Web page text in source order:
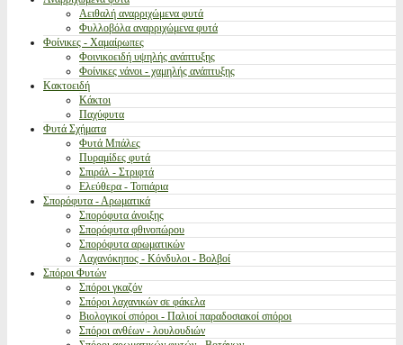
Αειθαλή αναρριχώμενα φυτά
Φυλλοβόλα αναρριχώμενα φυτά
Φοίνικες - Χαμαίρωπες
Φοινικοειδή υψηλής ανάπτυξης
Φοίνικες νάνοι - χαμηλής ανάπτυξης
Κακτοειδή
Κάκτοι
Παχύφυτα
Φυτά Σχήματα
Φυτά Μπάλες
Πυραμίδες φυτά
Σπιράλ - Στριφτά
Ελεύθερα - Τοπιάρια
Σπορόφυτα - Αρωματικά
Σπορόφυτα άνοιξης
Σπορόφυτα φθινοπώρου
Σπορόφυτα αρωματικών
Λαχανόκηπος - Κόνδυλοι - Βολβοί
Σπόροι Φυτών
Σπόροι γκαζόν
Σπόροι λαχανικών σε φάκελα
Βιολογικοί σπόροι - Παλιοί παραδοσιακοί σπόροι
Σπόροι ανθέων - λουλουδιών